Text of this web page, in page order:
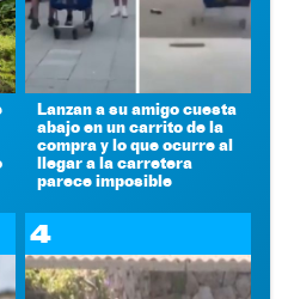
Lanzan a su amigo cuesta
abajo en un carrito de la
compra y lo que ocurre al
llegar a la carretera
parece imposible
4